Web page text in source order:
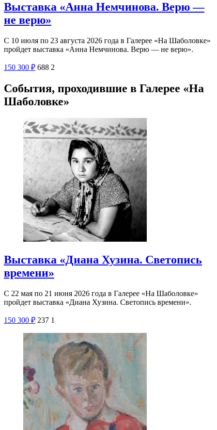
Выставка «Анна Немчинова. Верю —
не верю»
С 10 июля по 23 августа 2026 года в Галерее «На Шаболовке»
пройдет выставка «Анна Немчинова. Верю — не верю».
150 300 ₽ 688 2
События, проходившие в Галерее «На
Шаболовке»
Выставка «Диана Хузина. Светопись
времени»
С 22 мая по 21 июня 2026 года в Галерее «На Шаболовке»
пройдет выставка «Диана Хузина. Светопись времени».
150 300 ₽ 237 1